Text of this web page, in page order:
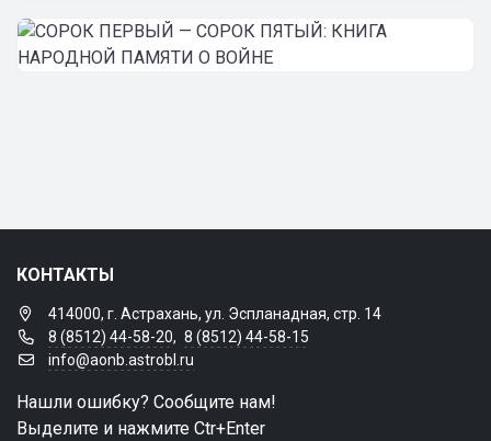
КОНТАКТЫ
414000, г. Астрахань, ул. Эспланадная, стр. 14
8 (8512) 44-58-20, 8 (8512) 44-58-15
info@aonb.astrobl.ru
Нашли ошибку? Сообщите нам!
Выделите и нажмите Ctr+Enter